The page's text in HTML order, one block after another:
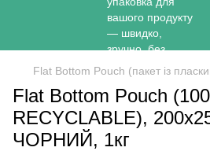
Flat Bottom Pouch (пакет із
Flat Bottom Pouch
RECYCLABLE),
ЧОРНИЙ, 1кг